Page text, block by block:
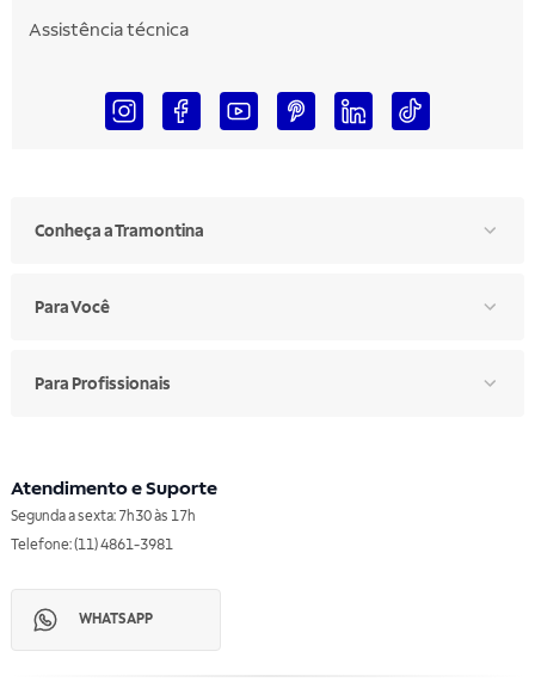
Assistência técnica
Conheça a Tramontina
Para Você
Para Profissionais
Atendimento e Suporte
Segunda a sexta: 7h30 às 17h
Telefone: (11) 4861-3981
WHATSAPP